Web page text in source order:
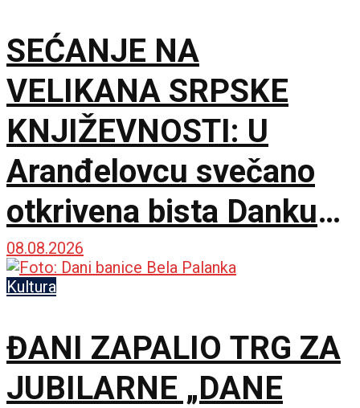
SEĆANJE NA
VELIKANA SRPSKE
KNJIŽEVNOSTI: U
Aranđelovcu svečano
otkrivena bista Danku
Popoviću
08.08.2026
Kultura
ĐANI ZAPALIO TRG ZA
JUBILARNE „DANE